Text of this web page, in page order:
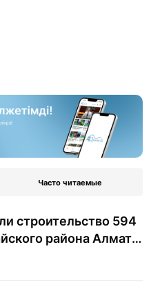
Часто читаемые
строительство 594
района Алматы
жилой